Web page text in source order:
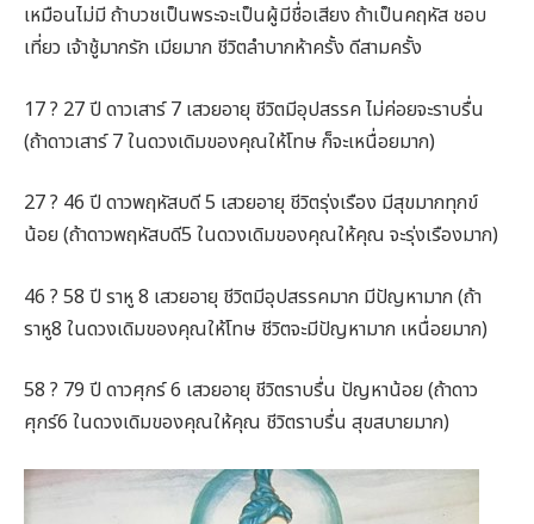
เหมือนไม่มี ถ้าบวชเป็นพระจะเป็นผู้มีชื่อเสียง ถ้าเป็นคฤหัส ชอบ
เที่ยว เจ้าชู้มากรัก เมียมาก ชีวิตลำบากห้าครั้ง ดีสามครั้ง
17 ? 27 ปี ดาวเสาร์ 7 เสวยอายุ ชีวิตมีอุปสรรค ไม่ค่อยจะราบรื่น
(ถ้าดาวเสาร์ 7 ในดวงเดิมของคุณให้โทษ ก็จะเหนื่อยมาก)
27 ? 46 ปี ดาวพฤหัสบดี 5 เสวยอายุ ชีวิตรุ่งเรือง มีสุขมากทุกข์
น้อย (ถ้าดาวพฤหัสบดี5 ในดวงเดิมของคุณให้คุณ จะรุ่งเรืองมาก)
46 ? 58 ปี ราหู 8 เสวยอายุ ชีวิตมีอุปสรรคมาก มีปัญหามาก (ถ้า
ราหู8 ในดวงเดิมของคุณให้โทษ ชีวิตจะมีปัญหามาก เหนื่อยมาก)
58 ? 79 ปี ดาวศุกร์ 6 เสวยอายุ ชีวิตราบรื่น ปัญหาน้อย (ถ้าดาว
ศุกร์6 ในดวงเดิมของคุณให้คุณ ชีวิตราบรื่น สุขสบายมาก)